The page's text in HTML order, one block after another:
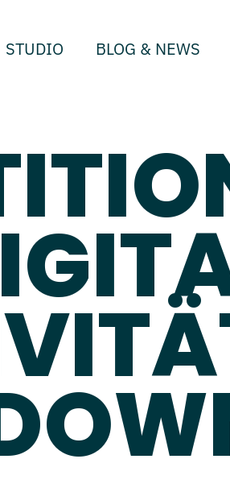
STUDIO BLOG & NEWS